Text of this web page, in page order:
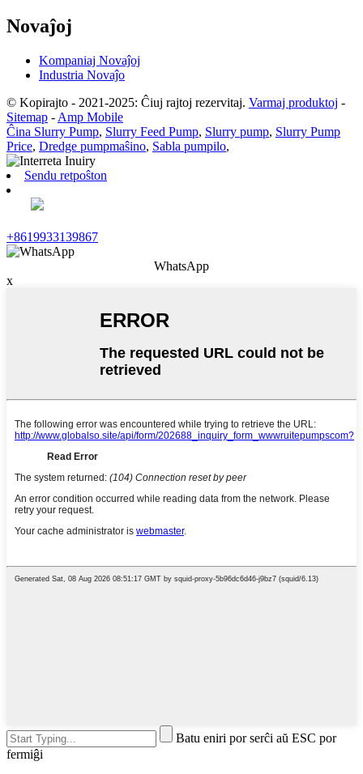
Novaĵoj
Kompaniaj Novaĵoj
Industria Novaĵo
© Kopirajto - 2021-2025: Ĉiuj rajtoj rezervitaj. Varmaj produktoj -
Sitemap - Amp Mobile
Ĉina Slurry Pump, Slurry Feed Pump, Slurry pump, Slurry Pump
Price, Dredge pumpmaŝino, Sabla pumpilo,
Sendu retpoŝton
+8619933139867
WhatsApp
x
Batu eniri por serĉi aŭ ESC por
fermiĝi